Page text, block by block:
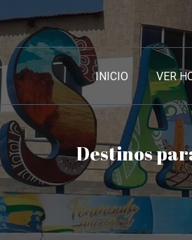
INICIO VER
Destinos